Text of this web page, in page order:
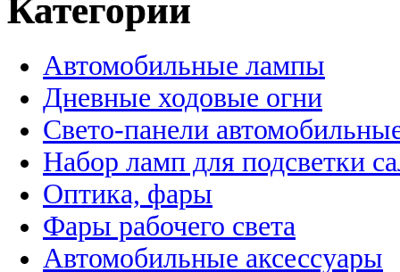
Категории
Автомобильные лампы
Дневные ходовые огни
Свето-панели
Набор ламп для подсветки
Оптика, фары
Фары рабочего света
Автомобильные аксессуары